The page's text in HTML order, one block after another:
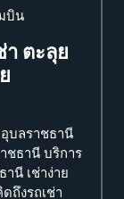
บิน
า ตะลุย
บลราชธานี
ชธานี บริการ
นี เช่าง่าย
ถึงรถเช่า